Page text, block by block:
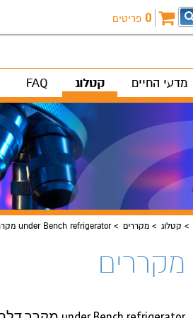
0 פריטים
מדעי החיים קטלוג FAQ
קטלוג מקררים under Bench refrigerator מקרר דלת אטומה
מקררים